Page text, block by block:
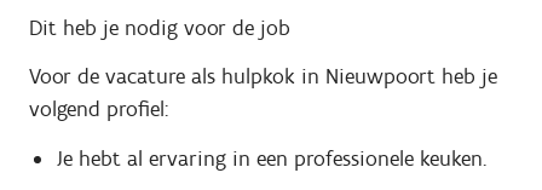
Dit heb je nodig voor de job
Voor de vacature als hulpkok in Nieuwpoort heb je
volgend profiel:
Je hebt al ervaring in een professionele keuken.